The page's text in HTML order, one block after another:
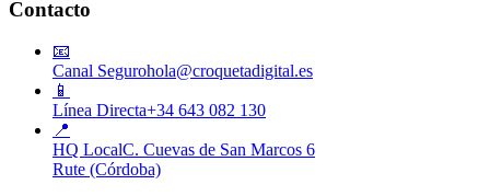
Contacto
📧
Canal Segurohola@croquetadigital.es
📱
Línea Directa+34 643 082 130
📍
HQ LocalC. Cuevas de San Marcos 6
Rute (Córdoba)